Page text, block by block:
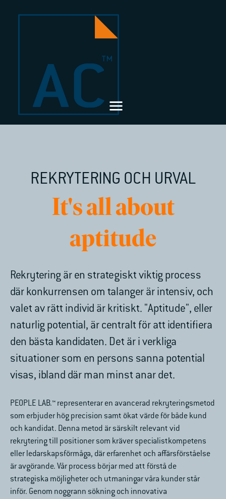
REKRYTERING OCH URVAL
It's all about
aptitude
Rekrytering är en strategiskt viktig process
där konkurrensen om talanger är intensiv, och
valet av rätt individ är kritiskt. "Aptitude", eller
naturlig potential, är centralt för att identifiera
den bästa kandidaten. Det är i verkliga
situationer som en persons sanna potential
visas, ibland där man minst anar det.
PEOPLE LAB.™ representerar en avancerad rekryteringsmetod
som erbjuder hög precision samt ökat värde för både kund
och kandidat. Denna metod är särskilt relevant vid
rekrytering till positioner som kräver specialistkompetens
eller ledarskapsförmåga, där erfarenhet och affärsförståelse
är avgörande. Vår process börjar med att förstå de
strategiska möjligheter och utmaningar våra kunder står
inför. Genom noggrann sökning och innovativa